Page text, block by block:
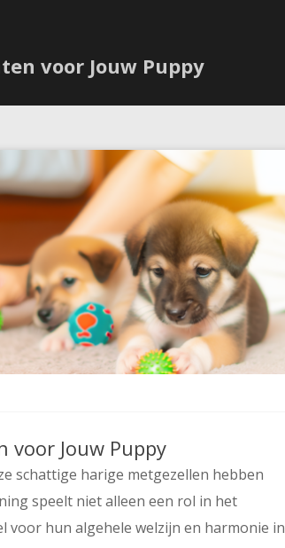
voor Jouw Puppy
voor Jouw Puppy
schattige harige metgezellen hebben
speelt niet alleen een rol in het
voor hun algehele welzijn en harmonie in